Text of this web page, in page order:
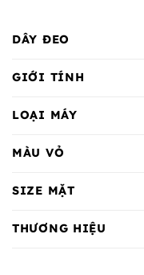
DÂY ĐEO
GIỚI TÍNH
LOẠI MÁY
MÀU VỎ
SIZE MẶT
THƯƠNG HIỆU